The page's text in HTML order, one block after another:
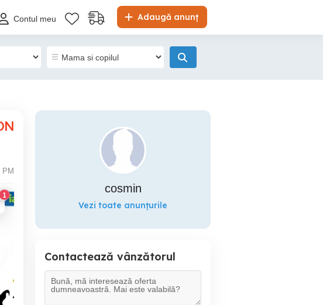
Adaugă anunț
Contul meu
PM
1
cosmin
Vezi toate anunțurile
Contactează vânzătorul